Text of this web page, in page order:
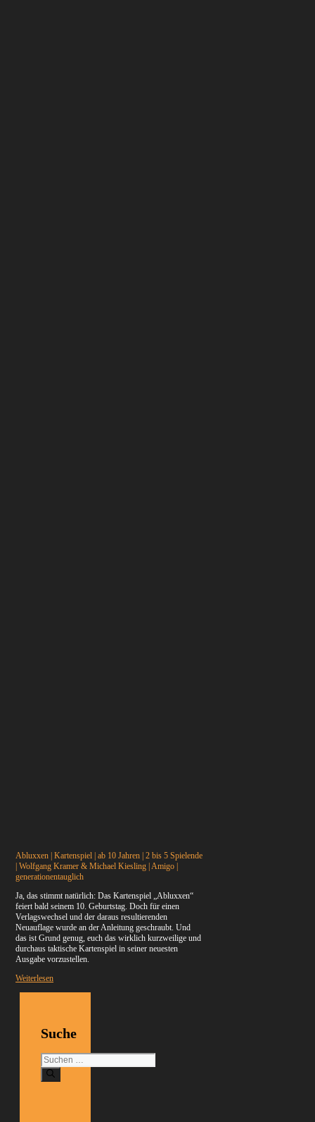
Abluxxen | Kartenspiel | ab 10 Jahren | 2 bis 5 Spielende
| Wolfgang Kramer & Michael Kiesling | Amigo |
generationentauglich
Ja, das stimmt natürlich: Das Kartenspiel „Abluxxen“
feiert bald seinem 10. Geburtstag. Doch für einen
Verlagswechsel und der daraus resultierenden
Neuauflage wurde an der Anleitung geschraubt. Und
das ist Grund genug, euch das wirklich kurzweilige und
durchaus taktische Kartenspiel in seiner neuesten
Ausgabe vorzustellen.
Weiterlesen
Suche
Suchen
nach: